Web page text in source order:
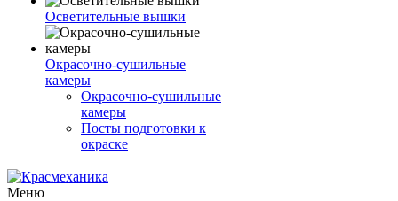
Осветительные вышки
Окрасочно-сушильные
камеры
Окрасочно-сушильные
камеры
Посты подготовки к
окраске
Меню